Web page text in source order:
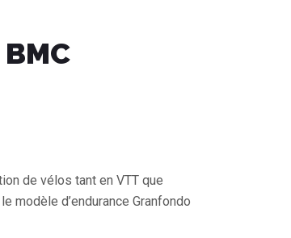
de vélos tant en VTT que
modèle d’endurance Granfondo